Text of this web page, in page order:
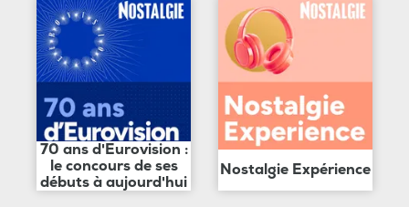
70 ans d'Eurovision :
le concours de ses
débuts à aujourd'hui
Nostalgie Expérience